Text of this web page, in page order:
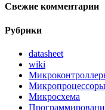
Свежие комментарии
Рубрики
datasheet
wiki
Микропроцессоры
Микросхема